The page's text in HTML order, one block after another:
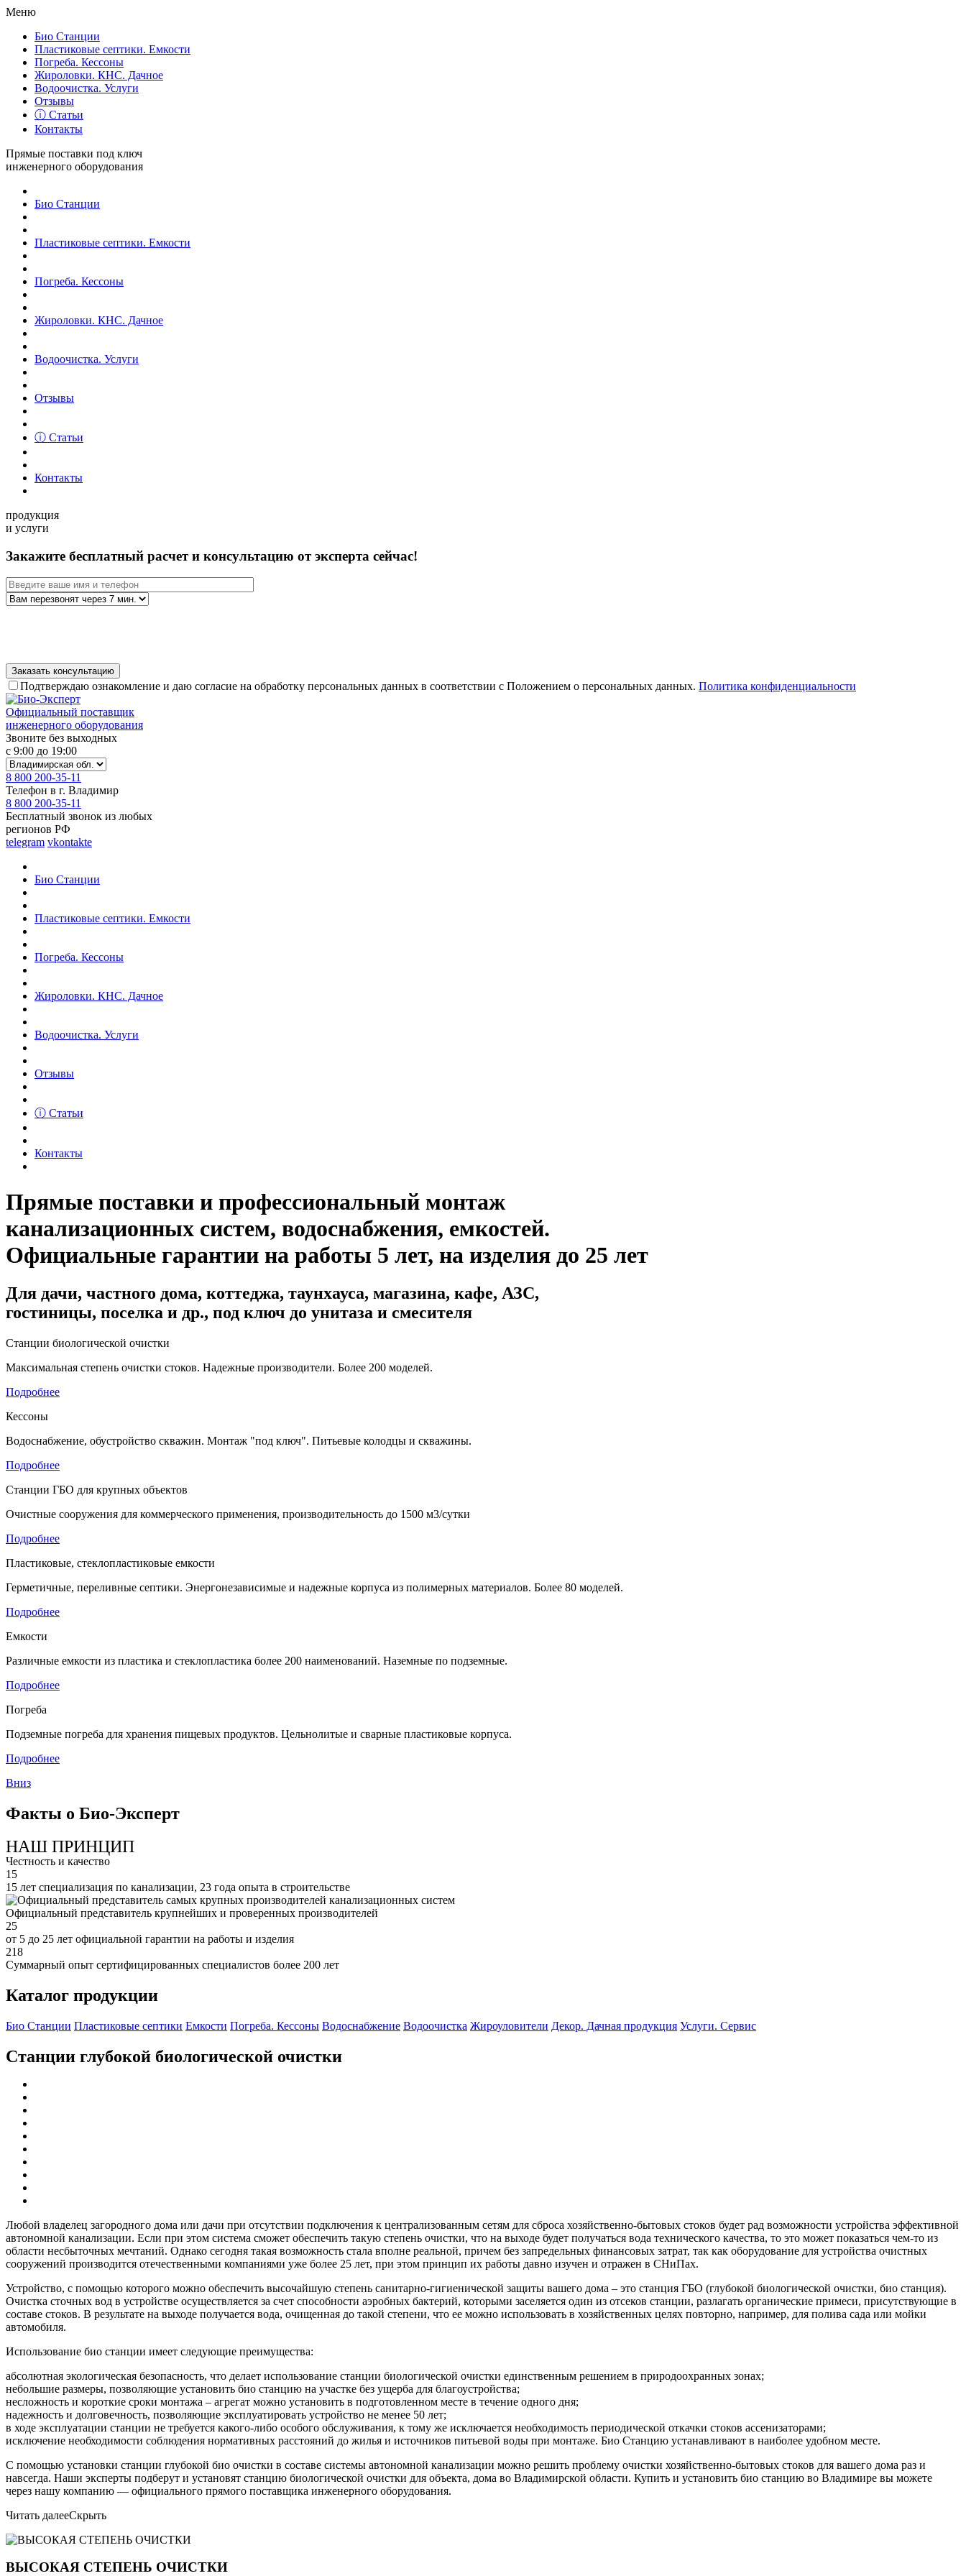
Меню
Био Станции
Пластиковые септики. Емкости
Погреба. Кессоны
Жироловки. КНС. Дачное
Водоочистка. Услуги
Отзывы
ⓘ Статьи
Контакты
Прямые поставки под ключ
инженерного оборудования
Био Станции
Пластиковые септики. Емкости
Погреба. Кессоны
Жироловки. КНС. Дачное
Водоочистка. Услуги
Отзывы
ⓘ Статьи
Контакты
продукция
и услуги
Закажите бесплатный расчет и консультацию от эксперта сейчас!
Подтверждаю ознакомление и даю согласие на обработку персональных данных в соответствии с Положением о персональных данных. Политика конфиденциальности
Официальный поставщик
инженерного оборудования
Звоните без выходных
с 9:00 до 19:00
8 800 200-35-11
Телефон в г. Владимир
8 800 200-35-11
Бесплатный звонок из любых
регионов РФ
telegram vkontakte
Био Станции
Пластиковые септики. Емкости
Погреба. Кессоны
Жироловки. КНС. Дачное
Водоочистка. Услуги
Отзывы
ⓘ Статьи
Контакты
Прямые поставки и профессиональный монтаж
канализационных систем, водоснабжения, емкостей.
Официальные гарантии на работы 5 лет, на изделия до 25 лет
Для дачи, частного дома, коттеджа, таунхауса, магазина, кафе, АЗС,
гостиницы, поселка и др., под ключ до унитаза и смесителя
Станции биологической очистки
Максимальная степень очистки стоков. Надежные производители. Более 200 моделей.
Подробнее
Кессоны
Водоснабжение, обустройство скважин. Монтаж "под ключ". Питьевые колодцы и скважины.
Подробнее
Станции ГБО для крупных объектов
Очистные сооружения для коммерческого применения, производительность до 1500 м3/сутки
Подробнее
Пластиковые, стеклопластиковые емкости
Герметичные, переливные септики. Энергонезависимые и надежные корпуса из полимерных материалов. Более 80 моделей.
Подробнее
Емкости
Различные емкости из пластика и стеклопластика более 200 наименований. Наземные по подземные.
Подробнее
Погреба
Подземные погреба для хранения пищевых продуктов. Цельнолитые и сварные пластиковые корпуса.
Подробнее
Вниз
Факты о Био-Эксперт
НАШ ПРИНЦИП
Честность и качество
15
15 лет специализация по канализации, 23 года опыта в строительстве
Официальный представитель крупнейших и проверенных производителей
25
от 5 до 25 лет официальной гарантии на работы и изделия
218
Суммарный опыт сертифицированных специалистов более 200 лет
Каталог продукции
Био Станции Пластиковые септики Емкости Погреба. Кессоны Водоснабжение Водоочистка Жироуловители Декор. Дачная продукция Услуги. Сервис
Станции глубокой биологической очистки
Любой владелец загородного дома или дачи при отсутствии подключения к централизованным сетям для сброса хозяйственно-бытовых стоков будет рад возможности устройства эффективной
автономной канализации. Если при этом система сможет обеспечить такую степень очистки, что на выходе будет получаться вода технического качества, то это может показаться чем-то из
области несбыточных мечтаний. Однако сегодня такая возможность стала вполне реальной, причем без запредельных финансовых затрат, так как оборудование для устройства очистных
сооружений производится отечественными компаниями уже более 25 лет, при этом принцип их работы давно изучен и отражен в СНиПах.
Устройство, с помощью которого можно обеспечить высочайшую степень санитарно-гигиенической защиты вашего дома – это станция ГБО (глубокой биологической очистки, био станция).
Очистка сточных вод в устройстве осуществляется за счет способности аэробных бактерий, которыми заселяется один из отсеков станции, разлагать органические примеси, присутствующие в
составе стоков. В результате на выходе получается вода, очищенная до такой степени, что ее можно использовать в хозяйственных целях повторно, например, для полива сада или мойки
автомобиля.
Использование био станции имеет следующие преимущества:
абсолютная экологическая безопасность, что делает использование станции биологической очистки единственным решением в природоохранных зонах;
небольшие размеры, позволяющие установить био станцию на участке без ущерба для благоустройства;
несложность и короткие сроки монтажа – агрегат можно установить в подготовленном месте в течение одного дня;
надежность и долговечность, позволяющие эксплуатировать устройство не менее 50 лет;
в ходе эксплуатации станции не требуется какого-либо особого обслуживания, к тому же исключается необходимость периодической откачки стоков ассенизаторами;
исключение необходимости соблюдения нормативных расстояний до жилья и источников питьевой воды при монтаже. Био Станцию устанавливают в наиболее удобном месте.
С помощью установки станции глубокой био очистки в составе системы автономной канализации можно решить проблему очистки хозяйственно-бытовых стоков для вашего дома раз и
навсегда. Наши эксперты подберут и установят станцию биологической очистки для объекта, дома во Владимирской области. Купить и установить био станцию во Владимире вы можете
через нашу компанию — официального прямого поставщика инженерного оборудования.
Читать далееСкрыть
ВЫСОКАЯ СТЕПЕНЬ ОЧИСТКИ